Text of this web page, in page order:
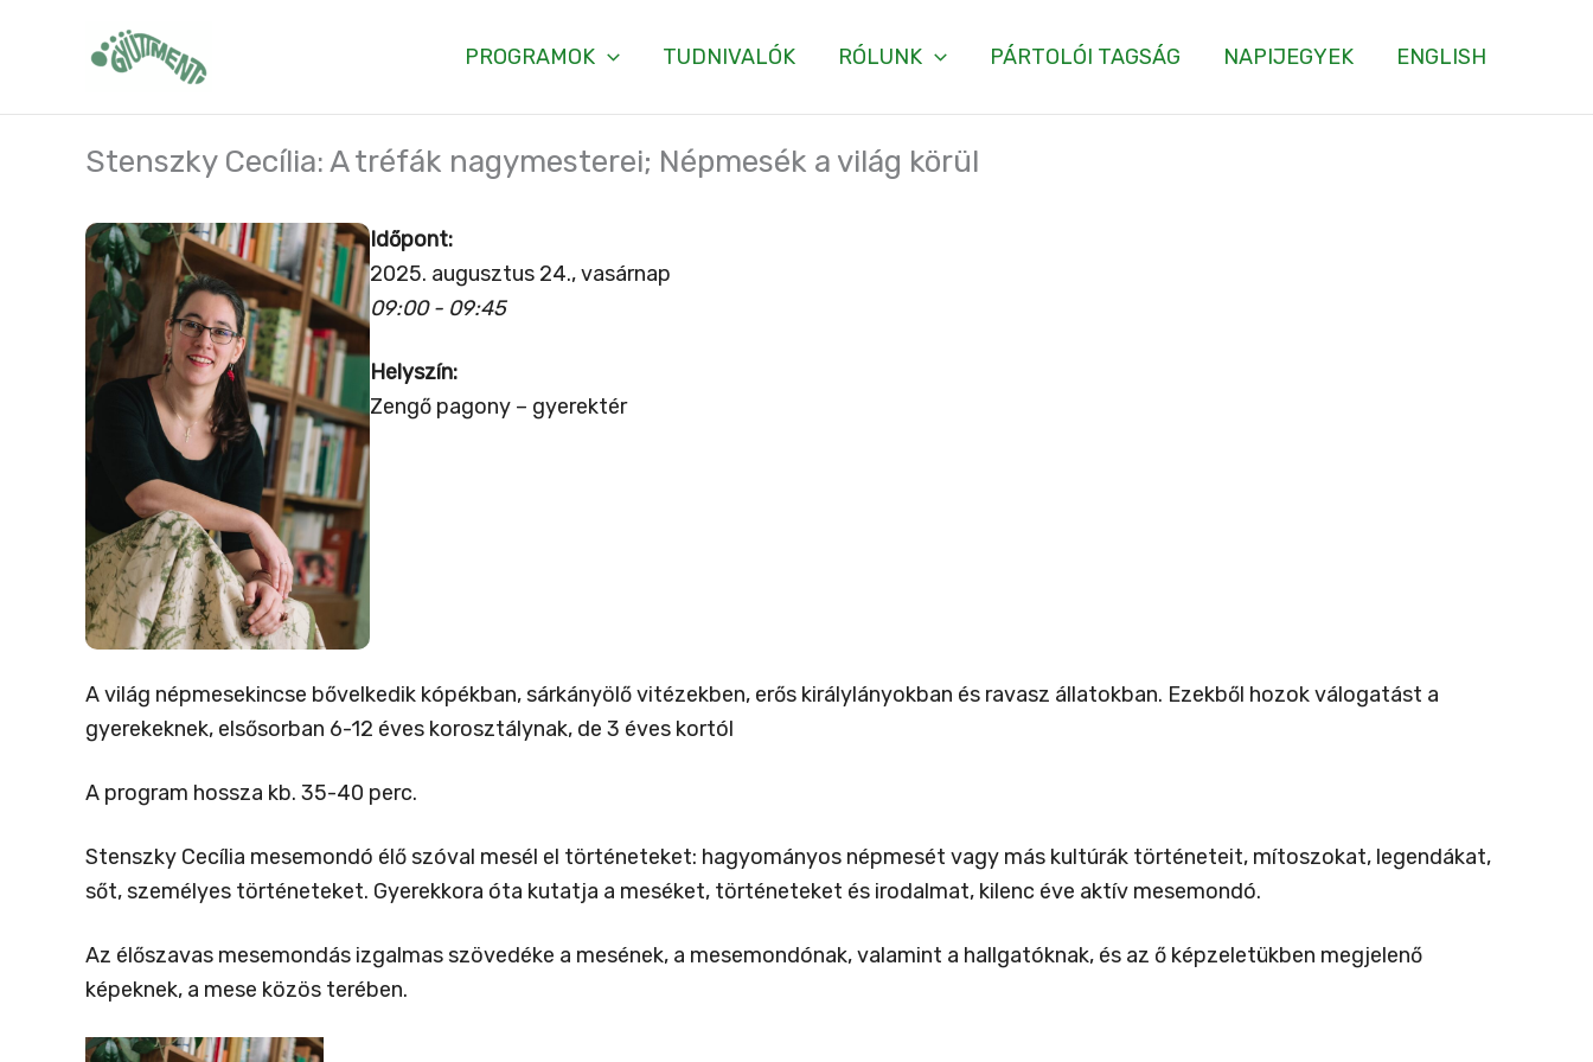
PROGRAMOK TUDNIVALÓK RÓLUNK PÁRTOLÓI TAGSÁG NAPIJEGYEK ENGLISH
Stenszky Cecília: A tréfák nagymesterei; Népmesék a világ körül
Időpont:
2025. augusztus 24., vasárnap
09:00 - 09:45
Helyszín:
Zengő pagony – gyerektér
A világ népmesekincse bővelkedik kópékban, sárkányölő vitézekben, erős királylányokban és ravasz állatokban. Ezekből hozok válogatást a
gyerekeknek, elsősorban 6-12 éves korosztálynak, de 3 éves kortól
A program hossza kb. 35-40 perc.
Stenszky Cecília mesemondó élő szóval mesél el történeteket: hagyományos népmesét vagy más kultúrák történeteit, mítoszokat, legendákat,
sőt, személyes történeteket. Gyerekkora óta kutatja a meséket, történeteket és irodalmat, kilenc éve aktív mesemondó.
Az élőszavas mesemondás izgalmas szövedéke a mesének, a mesemondónak, valamint a hallgatóknak, és az ő képzeletükben megjelenő
képeknek, a mese közös terében.